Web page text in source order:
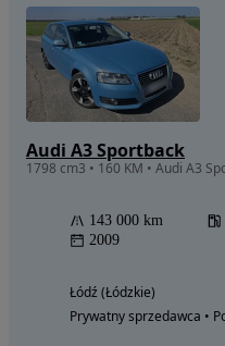
Audi A3 Sportback
1798 cm3 • 160 KM • Audi A3
143 000 km
2009
Łódź (Łódzkie)
Prywatny sprzedawca •